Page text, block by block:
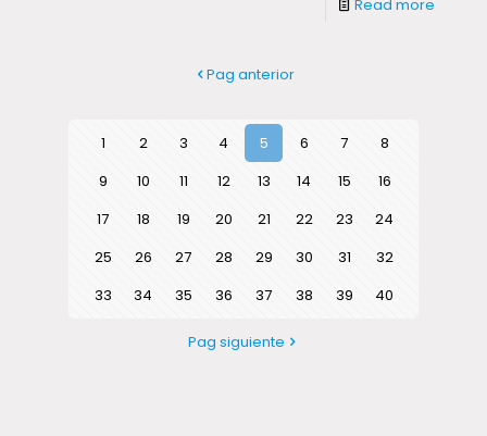
Read more
Pag anterior
1 2 3 4 5 6 7
8
9
10 11 12 13 14 15
16
17
18 19 20 21 22 23
24
25
26 27 28 29 30 31
32
33
34 35 36 37 38 39 40
Pag siguiente